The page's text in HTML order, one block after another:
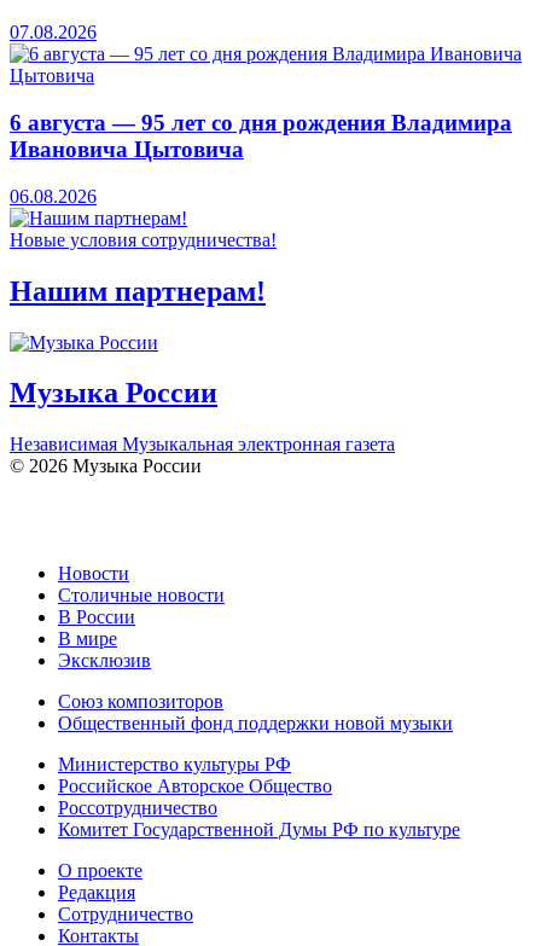
07.08.2026
6 августа — 95 лет со дня рождения Владимира
Ивановича Цытовича
06.08.2026
Новые условия сотрудничества!
Нашим партнерам!
Музыка России
Независимая Музыкальная электронная газета
© 2026 Музыка России
Новости
Столичные новости
В России
В мире
Эксклюзив
Союз композиторов
Общественный фонд поддержки новой музыки
Министерство культуры РФ
Российское Авторское Общество
Россотрудничество
Комитет Государственной Думы РФ по культуре
О проекте
Редакция
Сотрудничество
Контакты